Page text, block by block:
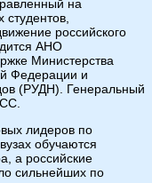
на
российского
АНО
Министерства
Федерации и
(РУДН). Генеральный
лидеров по
обучаются
а российские
сильнейших по